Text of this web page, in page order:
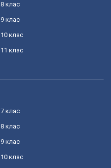
8 клас
9 клас
10 клас
11 клас
7 клас
8 клас
9 клас
10 клас